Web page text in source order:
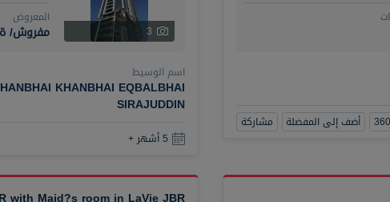
أضف إلى المفضلة مشاركة
3
المعروض
مفروش/ ة
اسم الوسيط
KHANBHAI EQBALBHAI
SIRAJUDDIN
5 أشهر +